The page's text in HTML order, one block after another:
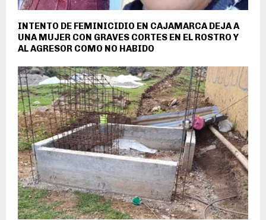
INTENTO DE FEMINICIDIO EN CAJAMARCA DEJA A
UNA MUJER CON GRAVES CORTES EN EL ROSTRO Y
AL AGRESOR COMO NO HABIDO